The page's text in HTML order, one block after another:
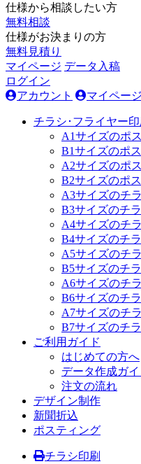
仕様から相談したい方
無料相談
仕様がお決まりの方
無料見積り
マイページ データ入稿
ログイン
アカウント
マイページ
チラシ･フライヤー印
A1サイズのポ
B1サイズのポ
A2サイズのポ
B2サイズのポ
A3サイズのチ
B3サイズのチ
A4サイズのチ
B4サイズのチ
A5サイズのチ
B5サイズのチ
A6サイズのチ
B6サイズのチ
A7サイズのチ
B7サイズのチ
ご利用ガイド
はじめての方へ
データ作成ガイ
注文の流れ
デザイン制作
新聞折込
ポスティング
チラシ印刷